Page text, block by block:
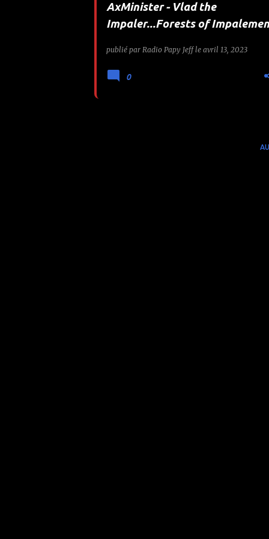
AxMinister - Vlad the
Impaler...Forests of
publié par Radio Papy Jeff le avril 13, 2023
0